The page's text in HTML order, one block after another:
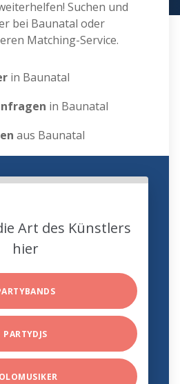
Suchen und
bei Baunatal oder
Matching-Service.
in Baunatal
in Baunatal
aus Baunatal
Art des Künstlers
hier
PARTYDJS